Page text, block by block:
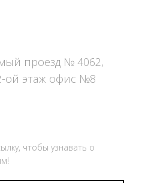
проезд № 4062,
ой этаж офис №8
чтобы узнавать о